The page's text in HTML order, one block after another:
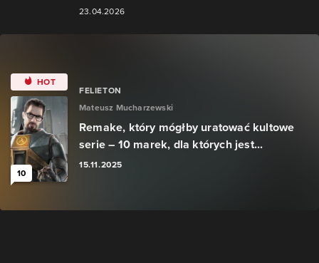
23.04.2026
HOT
10
FELIETON
Mateusz Mucharzewski
Remake, który mógłby uratować kultowe
serie – 10 marek, dla których jest...
15.11.2025